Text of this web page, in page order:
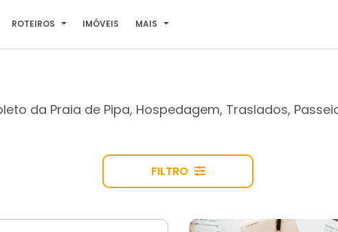
ROTEIROS IMÓVEIS MAIS
da Praia de Pipa, Hospedagem, Traslados,
FILTRO